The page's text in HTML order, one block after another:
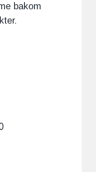
bakom